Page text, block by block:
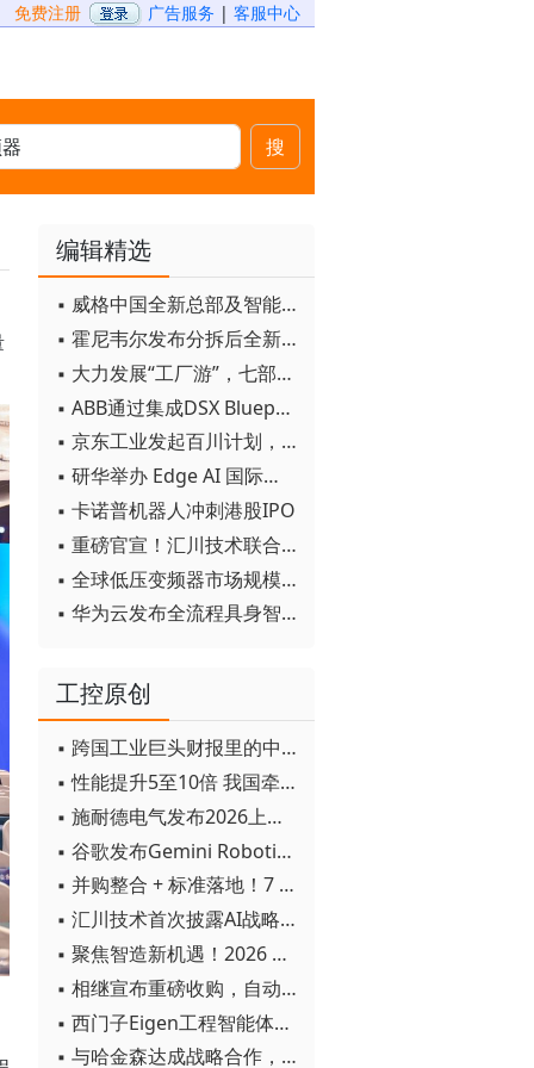
免费注册 广告服务 | 客服中心
搜
编辑精选
▪ 威格中国全新总部及智能工厂启用
▪ 霍尼韦尔发布分拆后全新品牌：霍尼韦尔科技与霍尼韦尔航空航天
▪ 大力发展“工厂游”，七部门联合发文！
▪ ABB通过集成DSX Blueprint AI基础设施，扩大与英伟达的合作
▪ 京东工业发起百川计划， 构建工业大模型新生态
▪ 研华举办 Edge AI 国际论坛
▪ 卡诺普机器人冲刺港股IPO
▪ 重磅官宣！汇川技术联合发起 D12 联盟，开创产教融合新范式
▪ 全球低压变频器市场规模2030年将超170亿美元
▪ 华为云发布全流程具身智能开发平台CloudRobo
工控原创
▪ 跨国工业巨头财报里的中国成绩单
▪ 性能提升5至10倍 我国牵头制定的WiTSnet工业以太网国际标准正式发布
▪ 施耐德电气发布2026上半年可持续发展成绩单 "Impact 2030"路线图开局稳健
▪ 谷歌发布Gemini Robotics 2模型 实现人形机器人全身智能控制突破
▪ 并购整合 + 标准落地！7 月工业自动化产业动态速递
▪ 汇川技术首次披露AI战略进展：从两个方面推动“AI业务化”落地
▪ 聚焦智造新机遇！2026 青岛数字化及智能制造技术论坛圆满落幕
▪ 相继宣布重磅收购，自动化巨头新一轮并购潮剑指何方？
▪ 西门子Eigen工程智能体落地中国，工业AI跨越物理世界“确定性”拐点
▪ 与哈金森达成战略合作，乐聚机器人何以持续获得工业巨头青睐？